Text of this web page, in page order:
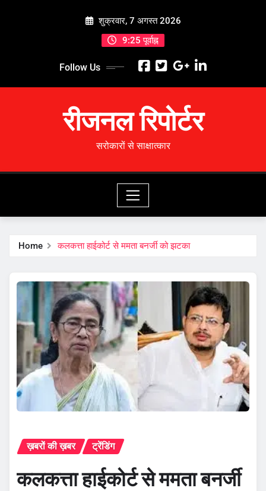
शुक्रवार, 7 अगस्त 2026
9:25 पूर्वाह्न
Follow Us
रीजनल रिपोर्टर
सरोकारों से साक्षात्कार
Home कलकत्ता हाईकोर्ट से ममता बनर्जी को झटका
ख़बरों की ख़बर ट्रेंडिंग
कलकत्ता हाईकोर्ट से ममता बनर्जी